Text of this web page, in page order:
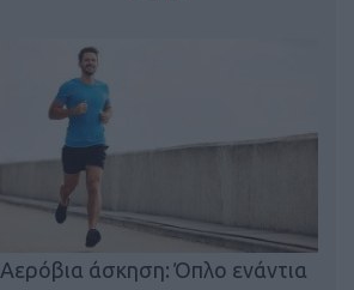
Αερόβια άσκηση: Όπλο ενάντια